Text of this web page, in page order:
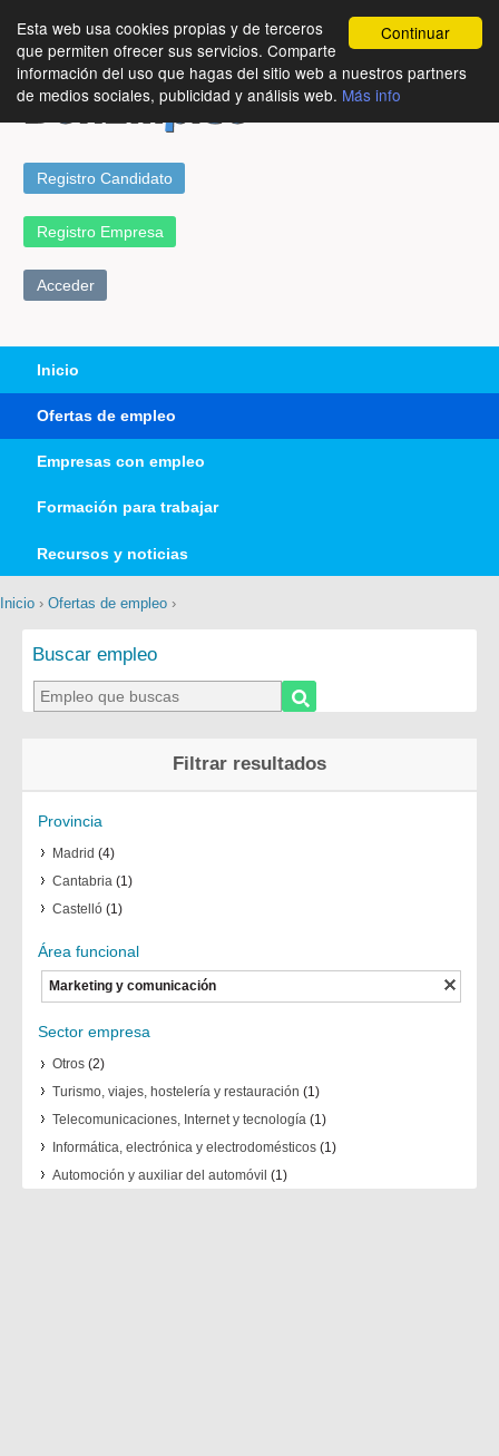
Continuar
Esta web usa cookies propias y de terceros
que permiten ofrecer sus servicios. Comparte
información del uso que hagas del sitio web a nuestros partners
de medios sociales, publicidad y análisis web. Más info
Registro Candidato
Registro Empresa
Acceder
Inicio
Ofertas de empleo
Empresas con empleo
Formación para trabajar
Recursos y noticias
Inicio › Ofertas de empleo ›
Buscar empleo
Filtrar resultados
Provincia
Madrid (4)
Cantabria(1)
Castelló(1)
Área funcional
Marketing y comunicación
Sector empresa
Otros(2)
Turismo, viajes, hostelería y restauración (1)
Telecomunicaciones, Internet y tecnología(1)
Informática, electrónica y electrodomésticos(1)
Automoción y auxiliar del automóvil (1)